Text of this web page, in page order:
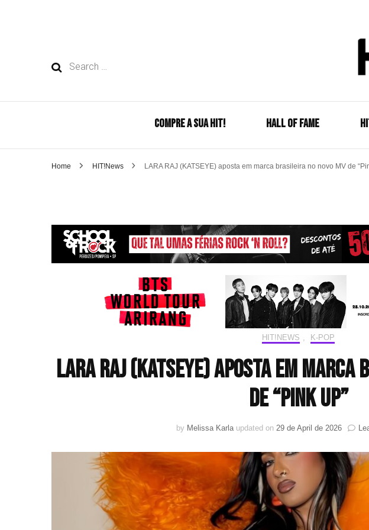
Search
COMPRE A SUA HIT! HALL OF FAME
Home HIT!News LARA RAJ (KATSEYE) aposta em marca brasileira no novo MV de
HIT!NEWS K-POP
LARA RAJ (KATSEYE) aposta em
de “Pink Up”
by Melissa Karla updated on 29 de April de 2026